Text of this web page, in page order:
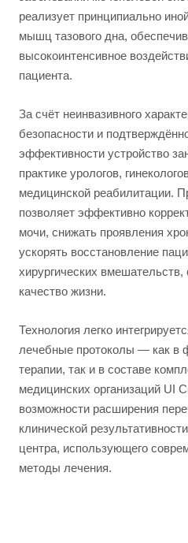
реализует принципиально
мышц тазового дна,
высокоинтенсивное
пациента.
За счёт неинвазивного
безопасности и
эффективности устройство
практике урологов,
медицинской реабилитации.
позволяет эффективно
мочи, снижать проявления
ускорять восстановление
хирургических
качество жизни.
Технология легко
лечебные протоколы — как в
терапии, так и в составе
медицинских организаций UI
возможности расширения
клинической
центра, использующего
методы лечения.